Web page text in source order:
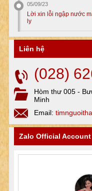
05/09/23
Lời xin lỗi ngập nước
ly
Liên hệ
(028)
Hòm thư 005 -
Minh
Email:
Zalo Official Account